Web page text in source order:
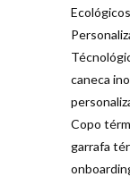
caneca
Copo
garrafa